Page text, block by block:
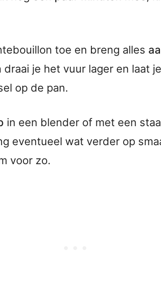
toe en breng alles
je het vuur lager en laat
op de pan.
in een blender of met een
eventueel wat verder op
voor zo.